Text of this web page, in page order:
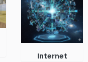
Internet